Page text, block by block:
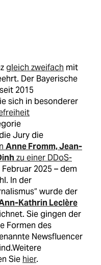
gleich zweifach mit
Der Bayerische
2015
sich in besonderer
Jury die
Anne Fromm, Jean-
zu einer DDoS-
Februar 2025 – dem
In der
wurde der
Kathrin Leclère
Sie gingen der
Formen des
Newsfluencer
Sie hier.